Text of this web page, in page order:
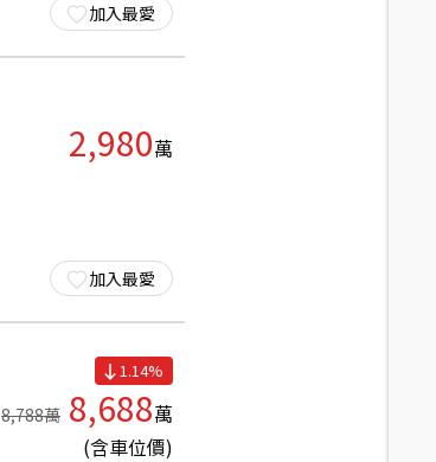
加入最愛
2,980萬
加入最愛
1.14%
8,788萬 8,688萬
(含車位價)